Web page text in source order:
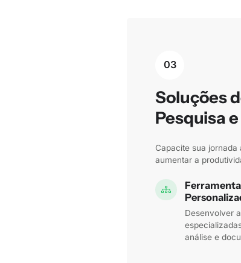
03
Soluções
Pesquisa
Capacite sua
aumentar a
Desenvolver
análise e